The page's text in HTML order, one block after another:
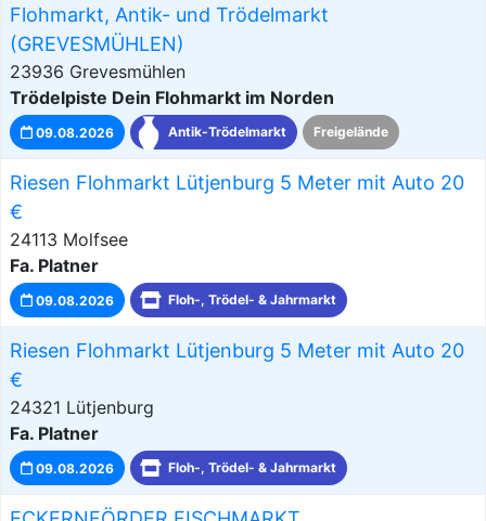
Flohmarkt, Antik- und Trödelmarkt
(GREVESMÜHLEN)
23936 Grevesmühlen
Trödelpiste Dein Flohmarkt im Norden
09.08.2026 Antik-Trödelmarkt Freigelände
Riesen Flohmarkt Lütjenburg 5 Meter mit Auto 20
€
24113 Molfsee
Fa. Platner
09.08.2026 Floh-, Trödel- & Jahrmarkt
Riesen Flohmarkt Lütjenburg 5 Meter mit Auto 20
€
24321 Lütjenburg
Fa. Platner
09.08.2026 Floh-, Trödel- & Jahrmarkt